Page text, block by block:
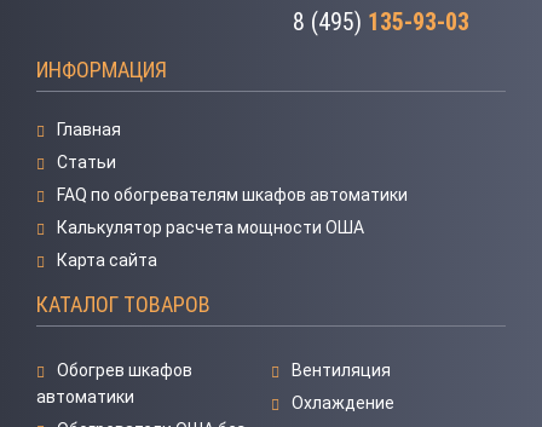
8 (495) 135-93-03
ИНФОРМАЦИЯ
Главная
Статьи
FAQ по обогревателям шкафов автоматики
Калькулятор расчета мощности ОША
Карта сайта
КАТАЛОГ ТОВАРОВ
Обогрев шкафов
автоматики
Вентиляция
Охлаждение